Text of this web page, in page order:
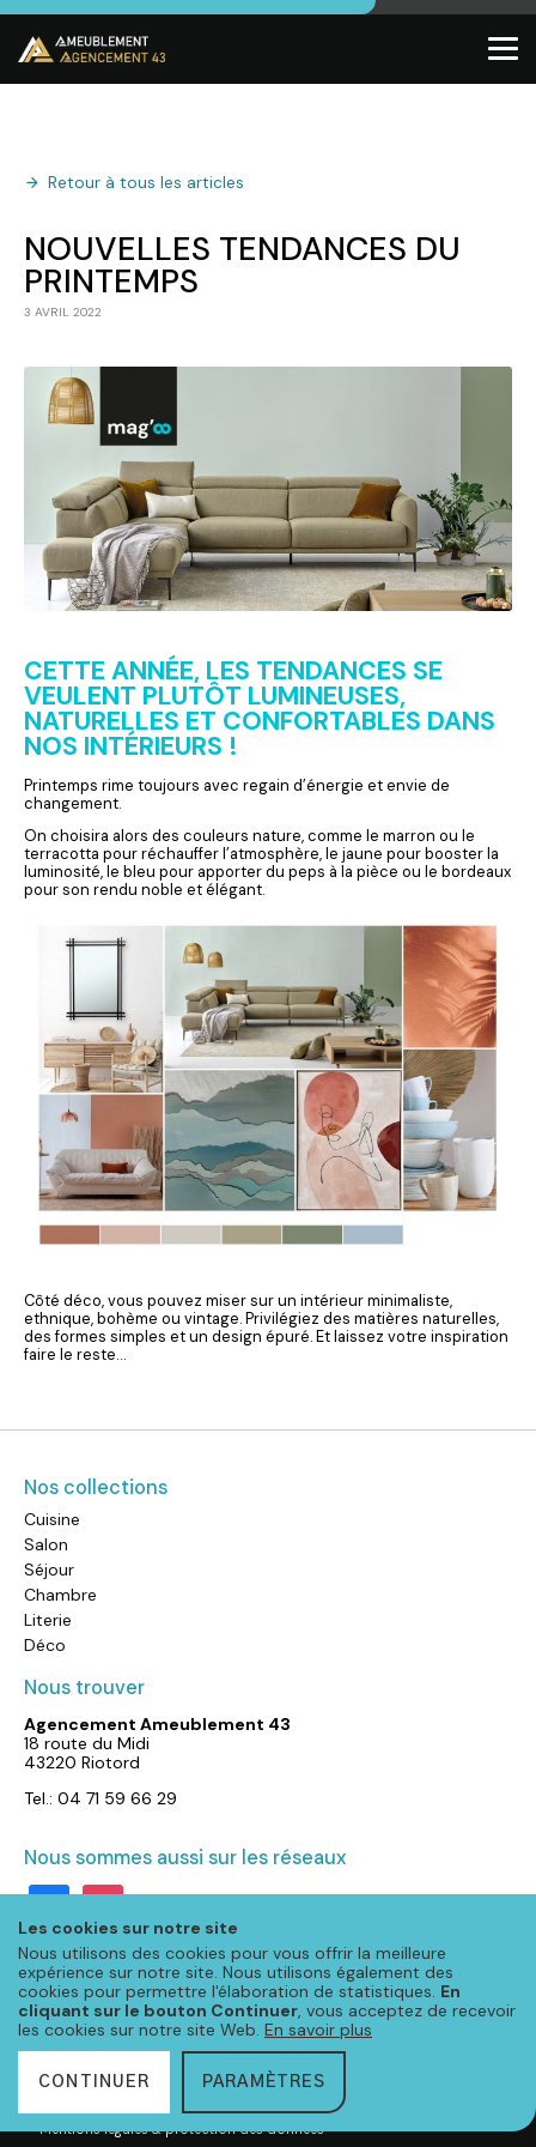
Les cookies sur notre site
Nous utilisons des cookies pour vous offrir la meilleure
expérience sur notre site. Nous utilisons également des
cookies pour permettre l'élaboration de statistiques. En
cliquant sur le bouton Continuer, vous acceptez de recevoir
les cookies sur notre site Web. En savoir plus
CONTINUER PARAMÈTRES
Retour à tous les articles
NOUVELLES TENDANCES DU
PRINTEMPS
3 AVRIL 2022
CETTE ANNÉE, LES TENDANCES SE
VEULENT PLUTÔT LUMINEUSES,
NATURELLES ET CONFORTABLES DANS
NOS INTÉRIEURS !
Printemps rime toujours avec regain d’énergie et envie de
changement.
On choisira alors des couleurs nature, comme le marron ou le
terracotta pour réchauffer l’atmosphère, le jaune pour booster la
luminosité, le bleu pour apporter du peps à la pièce ou le bordeaux
pour son rendu noble et élégant.
Côté déco, vous pouvez miser sur un intérieur minimaliste,
ethnique, bohème ou vintage. Privilégiez des matières naturelles,
des formes simples et un design épuré. Et laissez votre inspiration
faire le reste…
Nos collections
Cuisine
Salon
Séjour
Chambre
Literie
Déco
Nous trouver
Agencement Ameublement 43
18 route du Midi
43220 Riotord
Tel.: 04 71 59 66 29
Nous sommes aussi sur les réseaux
facebookinstagram
© Meubloo 2025 – Tous droits réservés
- Mentions légales & protection des données